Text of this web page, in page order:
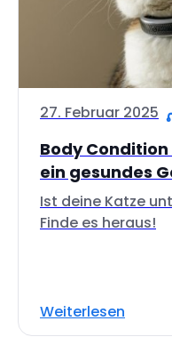
27. Februar 2025
Body Condition
ein gesundes
Ist deine Katze
Finde es heraus!
Weiterlesen